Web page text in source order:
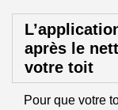
après le
votre toit
Pour que votre